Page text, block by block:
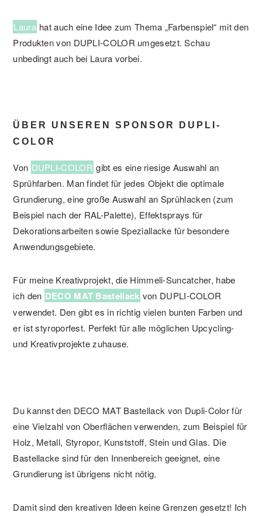
Laura hat auch eine Idee zum Thema „Farbenspiel“ mit den
Produkten von DUPLI-COLOR umgesetzt. Schau
unbedingt auch bei Laura vorbei.
ÜBER UNSEREN SPONSOR DUPLI-
COLOR
Von DUPLI-COLOR gibt es eine riesige Auswahl an
Sprühfarben. Man findet für jedes Objekt die optimale
Grundierung, eine große Auswahl an Sprühlacken (zum
Beispiel nach der RAL-Palette), Effektsprays für
Dekorationsarbeiten sowie Speziallacke für besondere
Anwendungsgebiete.
Für meine Kreativprojekt, die Himmeli-Suncatcher, habe
ich den DECO MAT Bastellack von DUPLI-COLOR
verwendet. Den gibt es in richtig vielen bunten Farben und
er ist styroporfest. Perfekt für alle möglichen Upcycling-
und Kreativprojekte zuhause.
Du kannst den DECO MAT Bastellack von Dupli-Color für
eine Vielzahl von Oberflächen verwenden, zum Beispiel für
Holz, Metall, Styropor, Kunststoff, Stein und Glas. Die
Bastellacke sind für den Innenbereich geeignet, eine
Grundierung ist übrigens nicht nötig.
Damit sind den kreativen Ideen keine Grenzen gesetzt! Ich